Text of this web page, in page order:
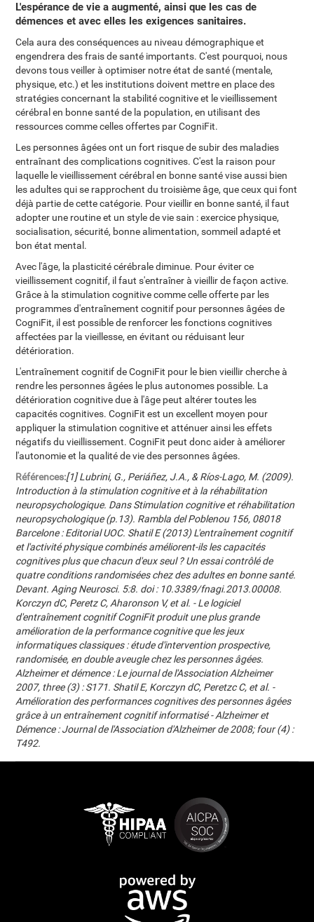
L'espérance de vie a augmenté, ainsi que les cas de
démences et avec elles les exigences sanitaires.
Cela aura des conséquences au niveau démographique et
engendrera des frais de santé importants. C'est pourquoi, nous
devons tous veiller à optimiser notre état de santé (mentale,
physique, etc.) et les institutions doivent mettre en place des
stratégies concernant la stabilité cognitive et le vieillissement
cérébral en bonne santé de la population, en utilisant des
ressources comme celles offertes par CogniFit.
Les personnes âgées ont un fort risque de subir des maladies
entraînant des complications cognitives. C'est la raison pour
laquelle le vieillissement cérébral en bonne santé vise aussi bien
les adultes qui se rapprochent du troisième âge, que ceux qui font
déjà partie de cette catégorie. Pour vieillir en bonne santé, il faut
adopter une routine et un style de vie sain : exercice physique,
socialisation, sécurité, bonne alimentation, sommeil adapté et
bon état mental.
Avec l'âge, la plasticité cérébrale diminue. Pour éviter ce
vieillissement cognitif, il faut s'entraîner à vieillir de façon active.
Grâce à la stimulation cognitive comme celle offerte par les
programmes d'entraînement cognitif pour personnes âgées de
CogniFit, il est possible de renforcer les fonctions cognitives
affectées par la vieillesse, en évitant ou réduisant leur
détérioration.
L'entraînement cognitif de CogniFit pour le bien vieillir cherche à
rendre les personnes âgées le plus autonomes possible. La
détérioration cognitive due à l'âge peut altérer toutes les
capacités cognitives. CogniFit est un excellent moyen pour
appliquer la stimulation cognitive et atténuer ainsi les effets
négatifs du vieillissement. CogniFit peut donc aider à améliorer
l'autonomie et la qualité de vie des personnes âgées.
Références:[1] Lubrini, G., Periáñez, J.A., & Ríos-Lago, M. (2009).
Introduction à la stimulation cognitive et à la réhabilitation
neuropsychologique. Dans Stimulation cognitive et réhabilitation
neuropsychologique (p.13). Rambla del Poblenou 156, 08018
Barcelone : Editorial UOC. Shatil E (2013) L'entraînement cognitif
et l'activité physique combinés améliorent-ils les capacités
cognitives plus que chacun d'eux seul ? Un essai contrôlé de
quatre conditions randomisées chez des adultes en bonne santé.
Devant. Aging Neurosci. 5:8. doi : 10.3389/fnagi.2013.00008.
Korczyn dC, Peretz C, Aharonson V, et al. - Le logiciel
d'entraînement cognitif CogniFit produit une plus grande
amélioration de la performance cognitive que les jeux
informatiques classiques : étude d'intervention prospective,
randomisée, en double aveugle chez les personnes âgées.
Alzheimer et démence : Le journal de l'Association Alzheimer
2007, three (3) : S171. Shatil E, Korczyn dC, Peretzc C, et al. -
Amélioration des performances cognitives des personnes âgées
grâce à un entraînement cognitif informatisé - Alzheimer et
Démence : Journal de l'Association d'Alzheimer de 2008; four (4) :
T492.